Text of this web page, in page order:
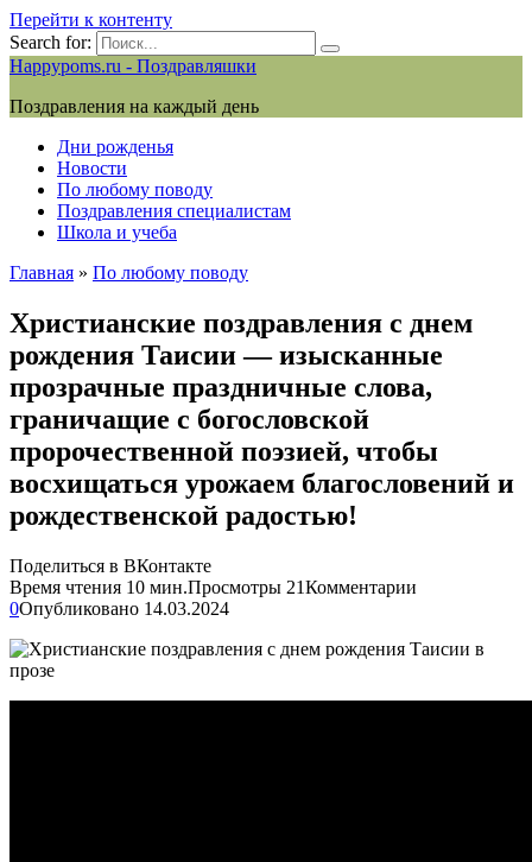
Перейти к контенту
Search for:
Happypoms.ru - Поздравляшки
Поздравления на каждый день
Дни рожденья
Новости
По любому поводу
Поздравления специалистам
Школа и учеба
Главная » По любому поводу
Христианские поздравления с днем
рождения Таисии — изысканные
прозрачные праздничные слова,
граничащие с богословской
пророчественной поэзией, чтобы
восхищаться урожаем благословений и
рождественской радостью!
Поделиться в ВКонтакте
Время чтения 10 мин.Просмотры 21Комментарии
0Опубликовано 14.03.2024